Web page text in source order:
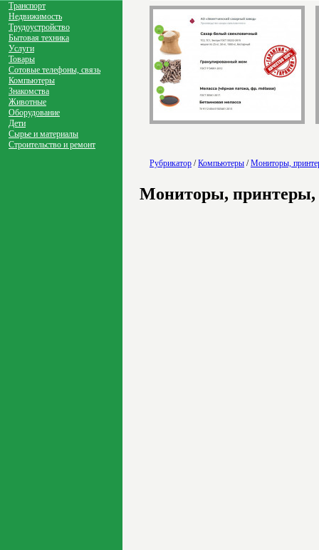
Транспорт
Недвижимость
Трудоустройство
Бытовая техника
Услуги
Товары
Сотовые телефоны, связь
Компьютеры
Знакомства
Животные
Оборудование
Дети
Сырье и материалы
Строительство и ремонт
Рубрикатор /Компьютеры /Мониторы,
Мониторы, принтеры,